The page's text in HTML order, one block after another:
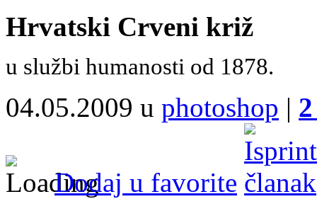
Hrvatski Crveni križ
u službi humanosti od 1878.
04.05.2009 u photoshop | 2
Dodaj u favorite